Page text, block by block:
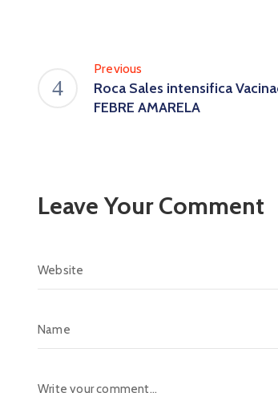
Previous
Roca Sales intensifica
FEBRE AMARELA
Leave Your Comment